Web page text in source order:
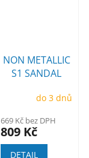
NON METALLIC
S1 SANDAL
do 3 dnů
669 Kč bez DPH
809 Kč
DETAIL